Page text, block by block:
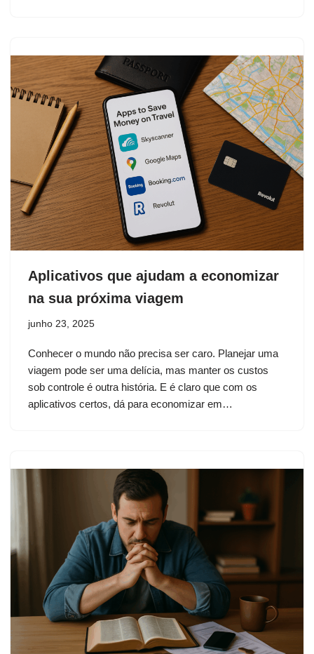
Aplicativos que ajudam a economizar
na sua próxima viagem
junho 23, 2025
Conhecer o mundo não precisa ser caro. Planejar uma
viagem pode ser uma delícia, mas manter os custos
sob controle é outra história. E é claro que com os
aplicativos certos, dá para economizar em…